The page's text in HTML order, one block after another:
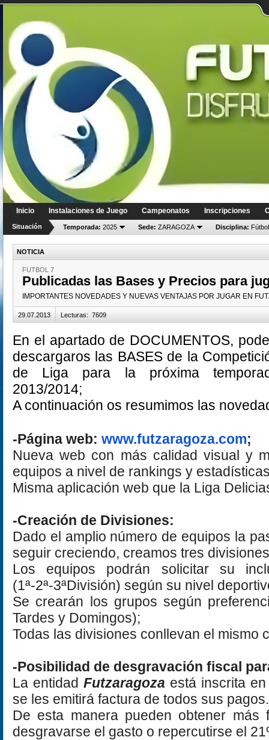
Inicio Instalaciones de Juego Campeonatos Inscripciones
Situación Temporada: 2025 Sede: ZARAGOZA Disciplina:
NOTICIA
FUTBOL 7
Publicadas las Bases y Precios para
IMPORTANTES NOVEDADES Y NUEVAS VENTAJAS POR JUGAR EN
29.07.2013 Lecturas: 7609
En el apartado de DOCUMENTOS,
descargaros las BASES de la
de Liga para la próxima
2013/2014;
A continuación os resumimos las
-Página web: www.futzaragoza.com;
Nueva web con más calidad visual y
equipos a nivel de rankings y
Misma aplicación web que la Liga
-Creación de Divisiones:
Dado el amplio número de equipos la
seguir creciendo, creamos tres
Los equipos podrán solicitar su
(1ª-2ª-3ªDivisión) según su nivel
Se crearán los grupos según
Tardes y Domingos);
Todas las divisiones conllevan el mismo
-Posibilidad de desgravación fiscal
La entidad Futzaragoza está inscrita
se les emitirá factura de todos sus pagos.
De esta manera pueden obtener más
desgravarse el gasto o repercutirse el